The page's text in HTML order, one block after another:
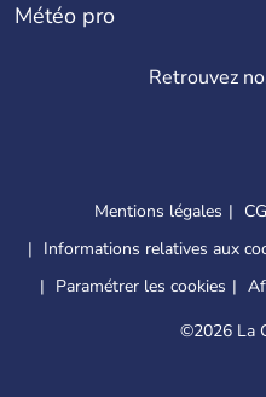
Météo pro
Retrouvez
Mentions légales
Informations relatives aux
Paramétrer les cookies
©2026 La